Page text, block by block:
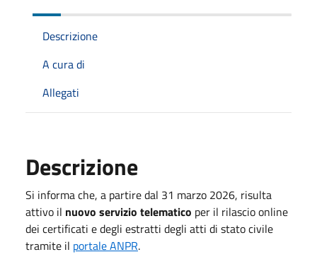
Descrizione
A cura di
Allegati
Descrizione
Si informa che, a partire dal 31 marzo 2026, risulta
attivo il nuovo servizio telematico per il rilascio online
dei certificati e degli estratti degli atti di stato civile
tramite il portale ANPR.